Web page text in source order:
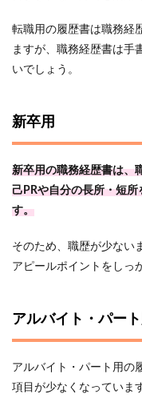
転職用の履歴書は職務経
ますが、職務経歴書は手
いでしょう。
新卒用
新卒用の職務経歴書は、
己PRや自分の長所・短
す。
そのため、職歴が少ない
アピールポイントをしっ
アルバイト・パート
アルバイト・パート用の
項目が少なくなっていま